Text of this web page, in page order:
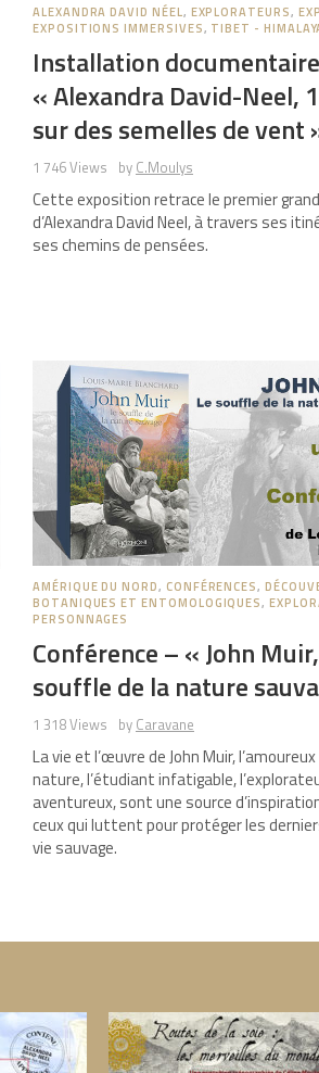
ALEXANDRA DAVID NÉEL, EXPLORATEURS,
EXPOSITIONS IMMERSIVES, TIBET -
Installation
« Alexandra David-Neel,
sur des semelles de vent
1 746 Views by C.Moulys
Cette exposition retrace le premier
d’Alexandra David Neel, à travers ses
ses chemins de pensées.
AMÉRIQUE DU NORD, CONFÉRENCES,
BOTANIQUES ET ENTOMOLOGIQUES,
PERSONNAGES
Conférence – « John
souffle de la nature
1 318 Views by Caravane
La vie et l’œuvre de John Muir,
nature, l’étudiant infatigable,
aventureux, sont une source
ceux qui luttent pour protéger les
vie sauvage.